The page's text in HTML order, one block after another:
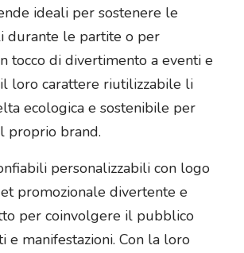
ideali per sostenere le
durante le partite o per
tocco di divertimento a eventi e
loro carattere riutilizzabile li
ecologica e sostenibile per
proprio brand.
personalizzabili con logo
promozionale divertente e
per coinvolgere il pubblico
e manifestazioni. Con la loro